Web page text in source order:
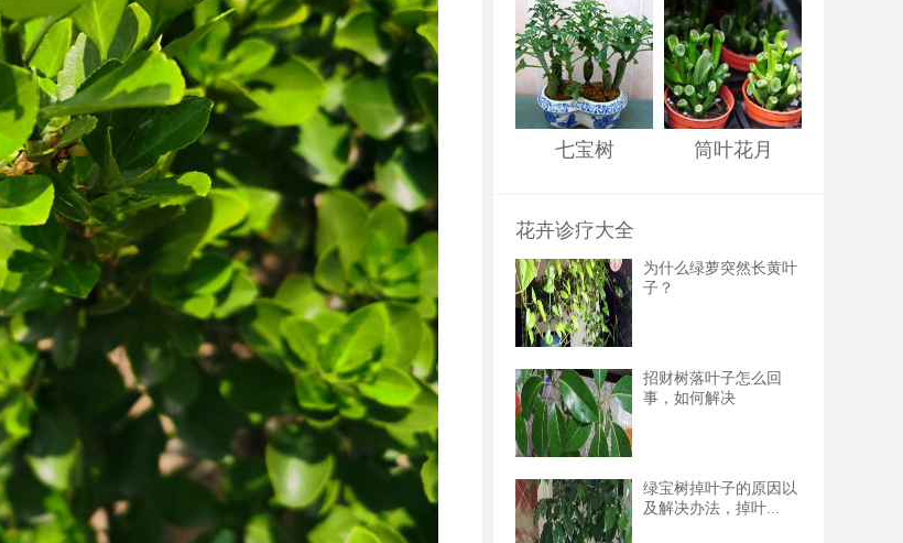
七宝树 筒叶花月
花卉诊疗大全
为什么绿萝突然长黄叶
子？
招财树落叶子怎么回
事，如何解决
绿宝树掉叶子的原因以
及解决办法，掉叶...